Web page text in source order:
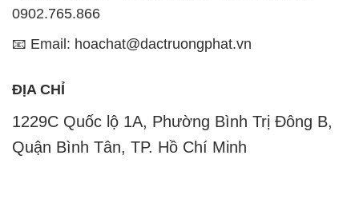
0902.765.866
📧 Email: hoachat@dactruongphat.vn
ĐỊA CHỈ
1229C Quốc lộ 1A, Phường Bình Trị Đông B,
Quận Bình Tân, TP. Hồ Chí Minh